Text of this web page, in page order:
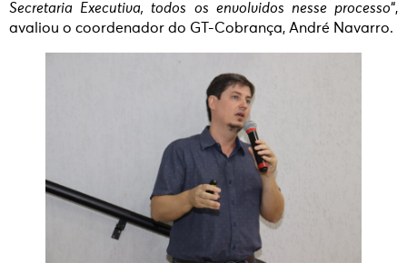
Secretaria Executiva, todos os envolvidos nesse processo“,
avaliou o coordenador do GT-Cobrança, André Navarro.